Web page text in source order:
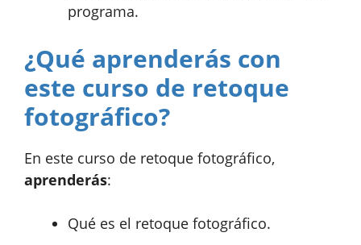
programa.
¿Qué aprenderás con
este curso de retoque
fotográfico?
En este curso de retoque fotográfico,
aprenderás:
Qué es el retoque fotográfico.